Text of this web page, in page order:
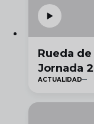
Rueda
Jornada
ACTUALIDAD